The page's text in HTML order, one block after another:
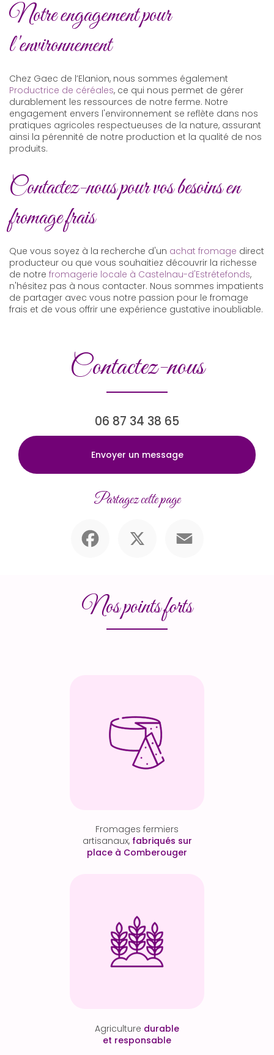
Notre engagement pour
l'environnement
Chez Gaec de l’Elanion, nous sommes également
Productrice de céréales, ce qui nous permet de gérer
durablement les ressources de notre ferme. Notre
engagement envers l'environnement se reflète dans nos
pratiques agricoles respectueuses de la nature, assurant
ainsi la pérennité de notre production et la qualité de nos
produits.
Contactez-nous pour vos besoins en
fromage frais
Que vous soyez à la recherche d'un achat fromage direct
producteur ou que vous souhaitiez découvrir la richesse
de notre fromagerie locale à Castelnau-d'Estrétefonds,
n'hésitez pas à nous contacter. Nous sommes impatients
de partager avec vous notre passion pour le fromage
frais et de vous offrir une expérience gustative inoubliable.
Contactez-nous
06 87 34 38 65
Envoyer un message
Partagez cette page
Nos points forts
Fromages fermiers
artisanaux, fabriqués sur
place à Comberouger
Agriculture durable
et responsable